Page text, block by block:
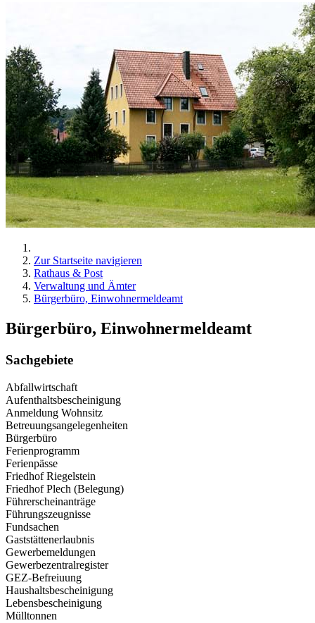
Zur Startseite navigieren
Rathaus & Post
Verwaltung und Ämter
Bürgerbüro, Einwohnermeldeamt
Bürgerbüro, Einwohnermeldeamt
Sachgebiete
Abfallwirtschaft
Aufenthaltsbescheinigung
Anmeldung Wohnsitz
Betreuungsangelegenheiten
Bürgerbüro
Ferienprogramm
Ferienpässe
Friedhof Riegelstein
Friedhof Plech (Belegung)
Führerscheinanträge
Führungszeugnisse
Fundsachen
Gaststättenerlaubnis
Gewerbemeldungen
Gewerbezentralregister
GEZ-Befreiuung
Haushaltsbescheinigung
Lebensbescheinigung
Mülltonnen